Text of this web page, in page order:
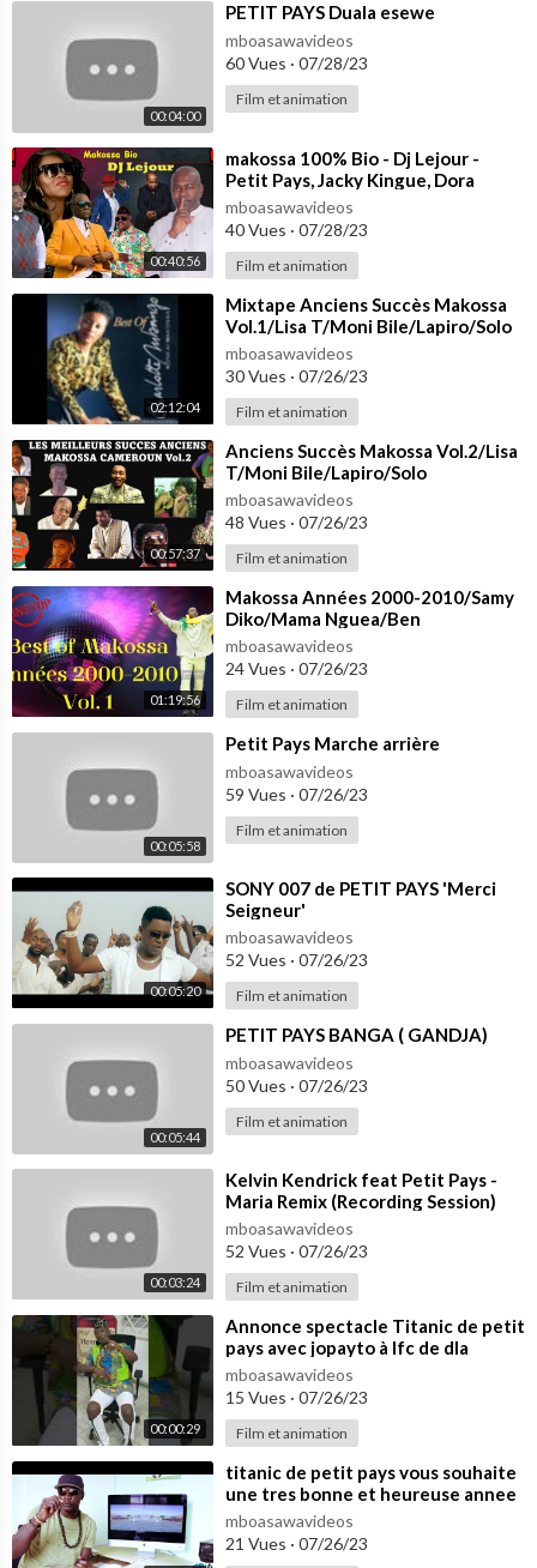
00:04:00
⁣PETIT PAYS Duala esewe
mboasawavideos
60 Vues · 07/28/23
Film et animation
00:40:56
⁣makossa 100% Bio - Dj Lejour -
Petit Pays, Jacky Kingue, Dora
Decca, Longue Longue, Sergeo Polo
etc.
mboasawavideos
40 Vues · 07/28/23
Film et animation
02:12:04
⁣Mixtape Anciens Succès Makossa
Vol.1/Lisa T/Moni Bile/Lapiro/Solo
Muna/Papillon/Petit Pays/Tom
Yoms
mboasawavideos
30 Vues · 07/26/23
Film et animation
00:57:37
⁣Anciens Succès Makossa Vol.2/Lisa
T/Moni Bile/Lapiro/Solo
Muna/Papillon/Petit Pays/Tom
Yoms
mboasawavideos
48 Vues · 07/26/23
Film et animation
01:19:56
⁣Makossa Années 2000-2010/Samy
Diko/Mama Nguea/Ben
Decca/Petit Pays/Eriko/Hugo
Nyame/Papa Zoe
mboasawavideos
24 Vues · 07/26/23
Film et animation
00:05:58
⁣Petit Pays Marche arrière
mboasawavideos
59 Vues · 07/26/23
Film et animation
00:05:20
⁣SONY 007 de PETIT PAYS 'Merci
Seigneur'
mboasawavideos
52 Vues · 07/26/23
Film et animation
00:05:44
⁣PETIT PAYS BANGA ( GANDJA)
mboasawavideos
50 Vues · 07/26/23
Film et animation
00:03:24
⁣Kelvin Kendrick feat Petit Pays -
Maria Remix (Recording Session)
mboasawavideos
52 Vues · 07/26/23
Film et animation
00:00:29
⁣Annonce spectacle Titanic de petit
pays avec jopayto à lfc de dla
mboasawavideos
15 Vues · 07/26/23
Film et animation
⁣titanic de petit pays vous souhaite
une tres bonne et heureuse annee
2018
mboasawavideos
21 Vues · 07/26/23